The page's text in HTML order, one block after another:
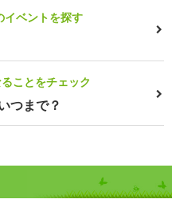
イベントを探す
ことをチェック
つまで？